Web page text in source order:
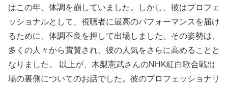
はこの年、体調を崩していました。しかし、彼はプロフェ
ッショナルとして、視聴者に最高のパフォーマンスを届け
るために、体調不良を押して出場しました。その姿勢は、
多くの人々から賞賛され、彼の人気をさらに高めることと
なりました。 以上が、木梨憲武さんのNHK紅白歌合戦出
場の裏側についてのお話でした。彼のプロフェッショナリ